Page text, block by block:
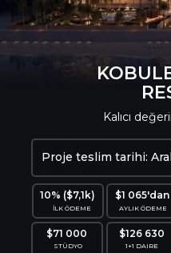
$1 065'dan
AYLIK ÖDEME
10% ($7,1k)
İLK ÖDEME
$126 630
1+1 DAIRE
$71 000
STÜDYO
Kalıcı
Proje teslim tarihi: